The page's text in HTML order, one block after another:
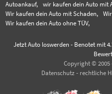
Autoankauf,
wir kaufen dein Auto mit
Wir kaufen dein Auto mit Schaden,
Wir kaufen dein Auto ohne TÜV,
Jetzt Auto loswerden- Benotet mit
Copyright © 2005
Datenschutz - rechtliche